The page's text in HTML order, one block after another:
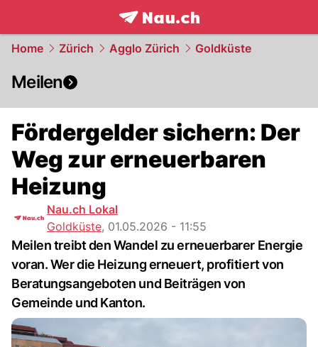
frontpage.NAU.ch
Home Zürich Agglo Zürich Goldküste
Meilen
Fördergelder sichern: Der
Weg zur erneuerbaren
Heizung
Nau.ch Lokal
Goldküste, 01.05.2026 - 11:55
Meilen treibt den Wandel zu erneuerbarer Energie
voran. Wer die Heizung erneuert, profitiert von
Beratungsangeboten und Beiträgen von
Gemeinde und Kanton.